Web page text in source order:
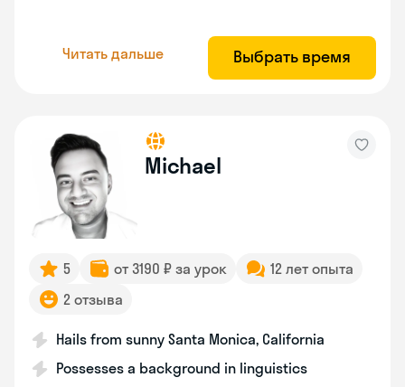
Читать дальше Выбрать время
Michael
5 от 3190 ₽ за урок
12 лет опыта
2 отзыва
Hails from sunny Santa Monica, California
Possesses a background in linguistics